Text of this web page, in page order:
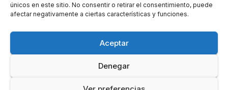
únicos en este sitio. No consentir o retirar el consentimiento, puede
afectar negativamente a ciertas características y funciones.
Aceptar
Denegar